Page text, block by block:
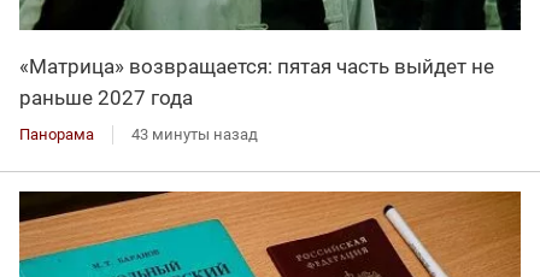
«Матрица» возвращается: пятая часть выйдет не
раньше 2027 года
Панорама 43 минуты назад